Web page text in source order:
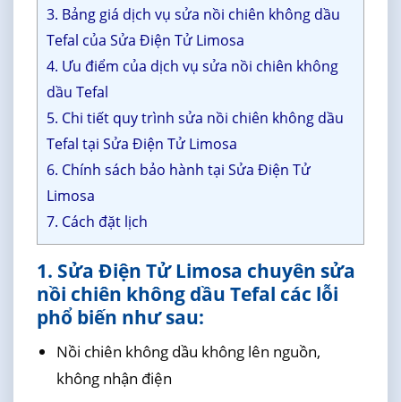
3. Bảng giá dịch vụ sửa nồi chiên không dầu
Tefal của Sửa Điện Tử Limosa
4. Ưu điểm của dịch vụ sửa nồi chiên không
dầu Tefal
5. Chi tiết quy trình sửa nồi chiên không dầu
Tefal tại Sửa Điện Tử Limosa
6. Chính sách bảo hành tại Sửa Điện Tử
Limosa
7. Cách đặt lịch
1. Sửa Điện Tử Limosa chuyên sửa
nồi chiên không dầu Tefal các lỗi
phổ biến như sau:
Nồi chiên không dầu không lên nguồn,
không nhận điện